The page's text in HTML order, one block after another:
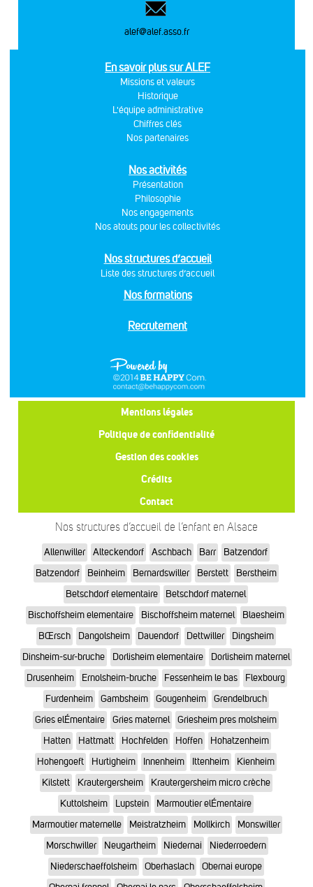
alef@alef.asso.fr
En savoir plus sur ALEF
Missions et valeurs
Historique
L'équipe administrative
Chiffres clés
Nos partenaires
Nos activités
Présentation
Philosophie
Nos engagements
Nos atouts pour les collectivités
Nos structures d’accueil
Liste des structures d’accueil
Nos formations
Recrutement
Mentions légales
Politique de confidentialité
Gestion des cookies
Crédits
Contact
Nos structures d’accueil de l’enfant en Alsace
Allenwiller Alteckendorf Aschbach Barr
Batzendorf
Batzendorf
Beinheim Bernardswiller Berstett
Berstheim
Betschdorf elementaire
Betschdorf maternel
Bischoffsheim elementaire
Bischoffsheim maternel
Blaesheim
BŒrsch
Dangolsheim Dauendorf Dettwiller
Dingsheim
Dinsheim-sur-bruche
Dorlisheim elementaire
Dorlisheim maternel
Drusenheim
Ernolsheim-bruche Fessenheim le bas
Flexbourg
Furdenheim
Gambsheim Gougenheim
Grendelbruch
Gries elÉmentaire
Gries maternel
Griesheim pres molsheim
Hatten
Hattmatt Hochfelden Hoffen
Hohatzenheim
Hohengoeft
Hurtigheim Innenheim Ittenheim
Kienheim
Kilstett
Krautergersheim
Krautergersheim micro crèche
Kuttolsheim
Lupstein
Marmoutier elÉmentaire
Marmoutier maternelle
Meistratzheim Mollkirch
Monswiller
Morschwiller
Neugartheim Niedernai
Niederroedern
Niederschaeffolsheim
Oberhaslach
Obernai europe